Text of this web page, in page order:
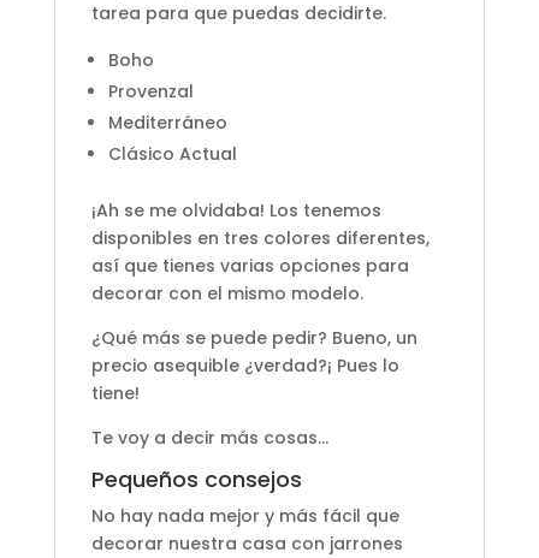
tarea para que puedas decidirte.
Boho
Provenzal
Mediterráneo
Clásico Actual
¡Ah se me olvidaba! Los tenemos
disponibles en tres colores diferentes,
así que tienes varias opciones para
decorar con el mismo modelo.
¿Qué más se puede pedir? Bueno, un
precio asequible ¿verdad?¡ Pues lo
tiene!
Te voy a decir más cosas…
Pequeños consejos
No hay nada mejor y más fácil que
decorar nuestra casa con jarrones